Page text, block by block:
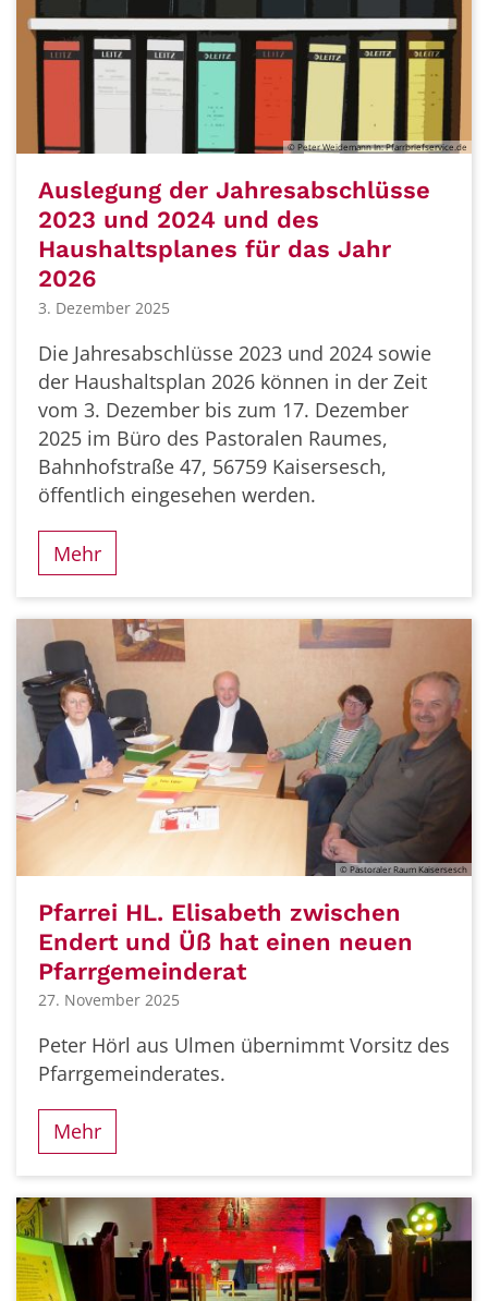
© Peter Weidemann In: Pfarrbriefservice.de
Auslegung der Jahresabschlüsse
2023 und 2024 und des
Haushaltsplanes für das Jahr
2026
3. Dezember 2025
Die Jahresabschlüsse 2023 und 2024 sowie
der Haushaltsplan 2026 können in der Zeit
vom 3. Dezember bis zum 17. Dezember
2025 im Büro des Pastoralen Raumes,
Bahnhofstraße 47, 56759 Kaisersesch,
öffentlich eingesehen werden.
Mehr
© Pastoraler Raum Kaisersesch
Pfarrei HL. Elisabeth zwischen
Endert und Üß hat einen neuen
Pfarrgemeinderat
27. November 2025
Peter Hörl aus Ulmen übernimmt Vorsitz des
Pfarrgemeinderates.
Mehr